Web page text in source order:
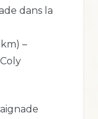
dans la
–